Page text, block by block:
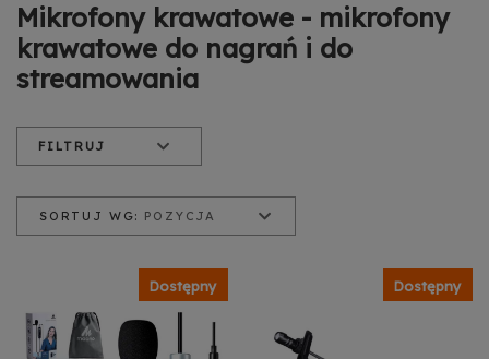
SORTUJ WG: POZYCJA
Cena od najniższej
Cena od najwyższej
Dostępny Dostępny
Mikrofony krawatowe - mikrofony
krawatowe do nagrań i do
streamowania
FILTRUJ